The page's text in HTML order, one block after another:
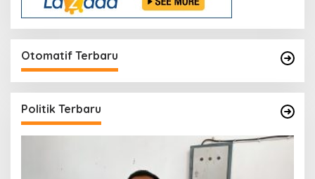
Otomatif Terbaru
Politik Terbaru